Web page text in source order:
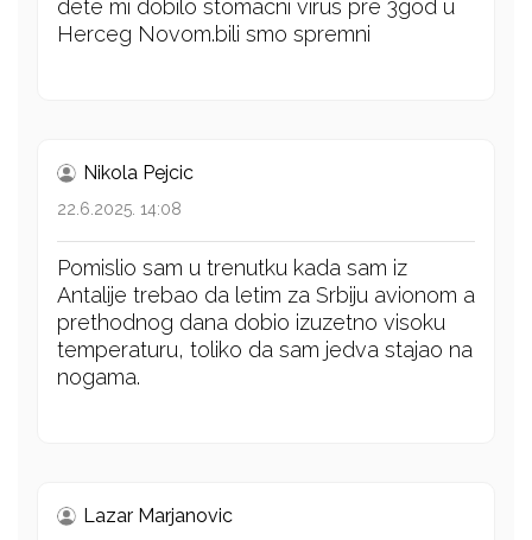
dete mi dobilo stomacni virus pre 3god u
Herceg Novom.bili smo spremni
Nikola Pejcic
22.6.2025. 14:08
Pomislio sam u trenutku kada sam iz
Antalije trebao da letim za Srbiju avionom a
prethodnog dana dobio izuzetno visoku
temperaturu, toliko da sam jedva stajao na
nogama.
Lazar Marjanovic